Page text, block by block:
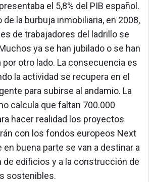
el 5,8% del PIB español.
de la burbuja inmobiliaria, en 2008,
de trabajadores del ladrillo se
ya se han jubilado o se han
por otro lado. La consecuencia es
la actividad se recupera en el
para subirse al andamio. La
calcula que faltan 700.000
hacer realidad los proyectos
con los fondos europeos Next
en buena parte se van a destinar a
de edificios y a la construcción de
sostenibles.